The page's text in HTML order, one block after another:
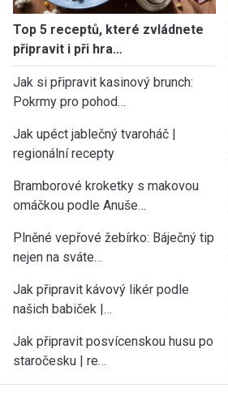
Top 5 receptů, které zvládnete
připravit i při hra…
Jak si připravit kasinový brunch:
Pokrmy pro pohod…
Jak upéct jablečný tvaroháč |
regionální recepty
Bramborové kroketky s makovou
omáčkou podle Anuše…
Plněné vepřové žebírko: Báječný tip
nejen na sváte…
Jak připravit kávový likér podle
našich babiček |…
Jak připravit posvícenskou husu po
staročesku | re…